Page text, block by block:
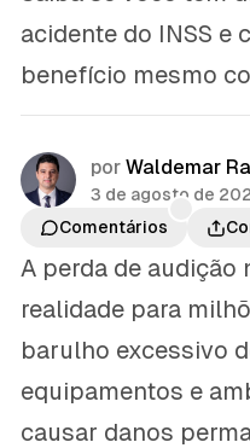
acidente do INSS e
benefício mesmo
por Waldemar
3 de agosto de
Comentários
A perda de audição
realidade para
barulho excessivo
equipamentos e
causar danos